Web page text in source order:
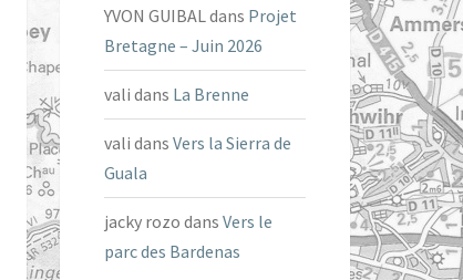
YVON GUIBALdans Projet
Bretagne – Juin 2026
vali dans La Brenne
vali dans Vers la Sierra de
Guala
jacky rozo dans Vers le
parc des Bardenas